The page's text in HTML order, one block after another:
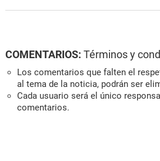
COMENTARIOS: Términos y
Los comentarios que falten el
al tema de la noticia, podrán ser
Cada usuario será el único
comentarios.